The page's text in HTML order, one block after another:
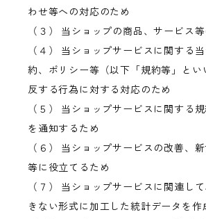
わせ等への対応のため
（３） 当ショップの商品、サービス
（４） 当ショップサービスに関する
約、ポリシー等（以下「規約等」とい
反する行為に対する対応のため
（５） 当ショップサービスに関する
を通知するため
（６） 当ショップサービスの改善、
等に役立てるため
（７） 当ショップサービスに関連し
きない形式に加工した統計データを作